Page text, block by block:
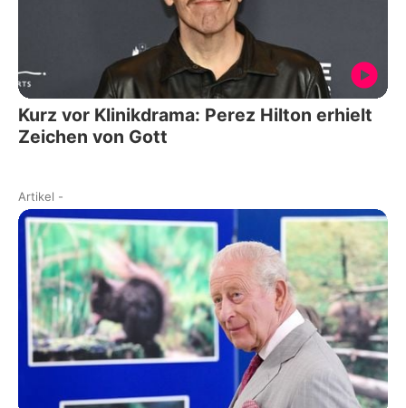
Kurz vor Klinikdrama: Perez Hilton erhielt
Zeichen von Gott
Artikel -